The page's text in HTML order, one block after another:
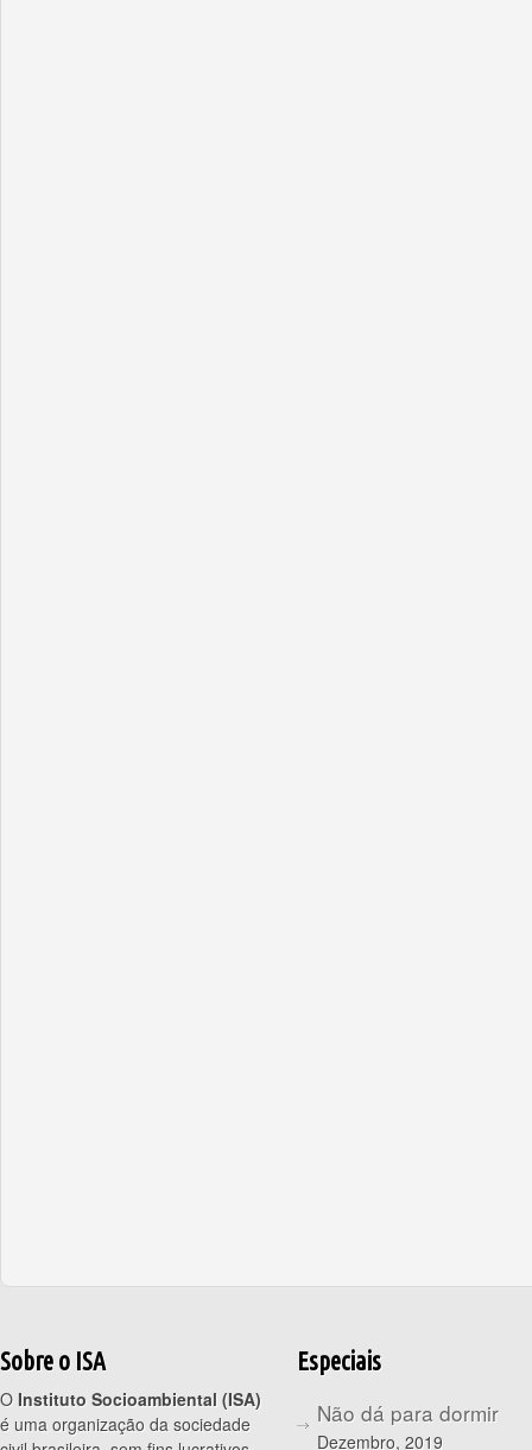
Sobre o ISA
O Instituto Socioambiental (ISA)
é uma organização da sociedade
Especiais
Não dá para dormir
Dezembro, 2019